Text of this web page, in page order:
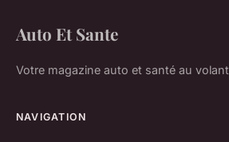
Auto Et Sante
Votre magazine auto et santé au volant
NAVIGATION